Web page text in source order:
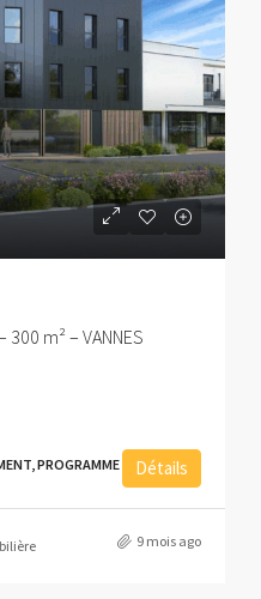
300 m² – VANNES
PROGRAMME NEUFDétails
9 mois ago